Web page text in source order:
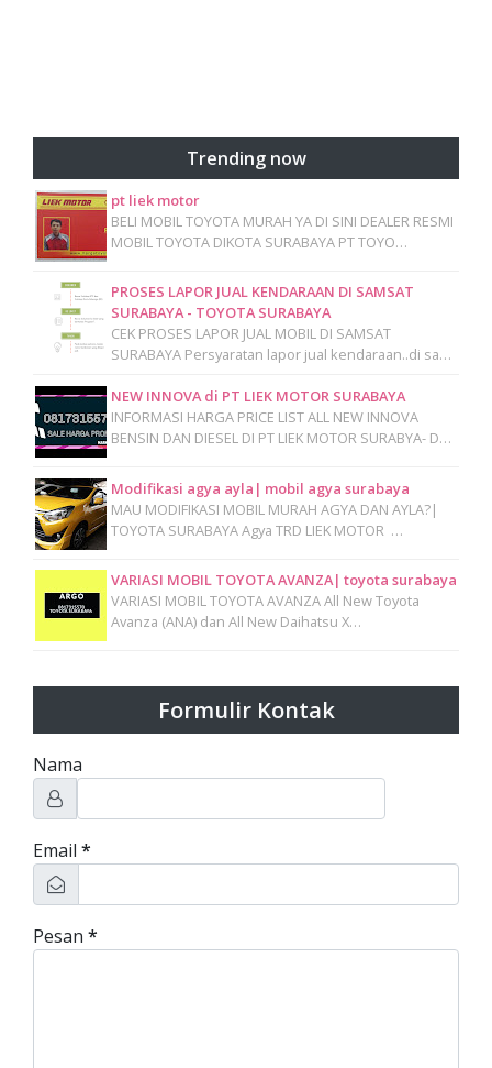
Trending now
pt liek motor
BELI MOBIL TOYOTA MURAH YA DI SINI DEALER RESMI
MOBIL TOYOTA DIKOTA SURABAYA PT TOYO…
PROSES LAPOR JUAL KENDARAAN DI SAMSAT
SURABAYA - TOYOTA SURABAYA
CEK PROSES LAPOR JUAL MOBIL DI SAMSAT
SURABAYA Persyaratan lapor jual kendaraan..di sa…
NEW INNOVA di PT LIEK MOTOR SURABAYA
INFORMASI HARGA PRICE LIST ALL NEW INNOVA
BENSIN DAN DIESEL DI PT LIEK MOTOR SURABYA- D…
Modifikasi agya ayla| mobil agya surabaya
MAU MODIFIKASI MOBIL MURAH AGYA DAN AYLA?|
TOYOTA SURABAYA Agya TRD LIEK MOTOR …
VARIASI MOBIL TOYOTA AVANZA| toyota surabaya
VARIASI MOBIL TOYOTA AVANZA All New Toyota
Avanza (ANA) dan All New Daihatsu X…
Formulir Kontak
Nama
Email *
Pesan *